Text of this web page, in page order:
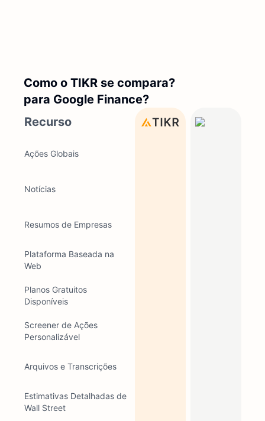
Como o TIKR se compara?
para Google Finance?
Recurso
Ações Globais
Notícias
Resumos de Empresas
Plataforma Baseada na
Web
Planos Gratuitos
Disponíveis
Screener de Ações
Personalizável
Arquivos e Transcrições
Estimativas Detalhadas de
Wall Street